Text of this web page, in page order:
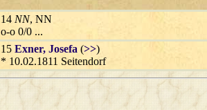
14 NN, NN
o-o 0/0 ...
15 Exner, Josefa (>>)
* 10.02.1811 Seitendorf